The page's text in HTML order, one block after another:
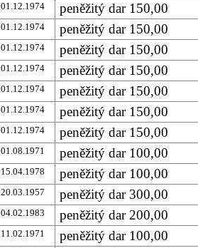
01.12.1974 peněžitý dar 150,00
01.12.1974 peněžitý dar 150,00
01.12.1974 peněžitý dar 150,00
01.12.1974 peněžitý dar 150,00
01.12.1974 peněžitý dar 150,00
01.12.1974 peněžitý dar 150,00
01.12.1974 peněžitý dar 150,00
01.08.1971 peněžitý dar 100,00
15.04.1978 peněžitý dar 100,00
20.03.1957 peněžitý dar 300,00
04.02.1983 peněžitý dar 200,00
11.02.1971 peněžitý dar 100,00